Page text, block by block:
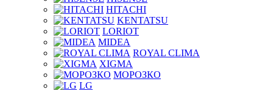
HITACHI
KENTATSU
LORIOT
MIDEA
ROYAL CLIMA
XIGMA
МОРОЗКО
LG